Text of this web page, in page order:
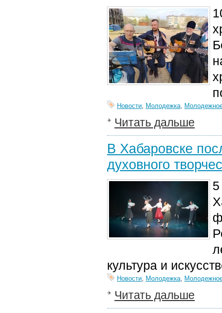
Новости, Молодежка,
Читать дальше
В Хабаровске
духовного
культура и
Новости, Молодежка,
Читать дальше